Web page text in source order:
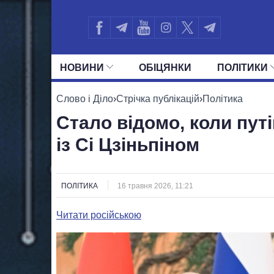
НОВИНИ ОБIЦЯНКИ ПОЛIТИКИ
УСІ ПОЛІТИКИ ПРЕЗИДЕНТ І ОФІС
Слово і Діло›Стрічка публікацій›Політика
Стало відомо, коли
із Сі Цзіньпіном
ПОЛІТИКА 16 травня 2026, 11:21
Читати російською